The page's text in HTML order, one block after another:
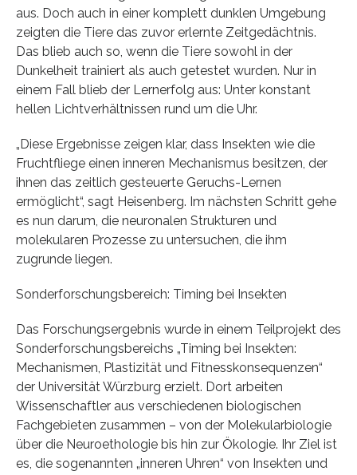
aus. Doch auch in einer komplett dunklen Umgebung
zeigten die Tiere das zuvor erlernte Zeitgedächtnis.
Das blieb auch so, wenn die Tiere sowohl in der
Dunkelheit trainiert als auch getestet wurden. Nur in
einem Fall blieb der Lernerfolg aus: Unter konstant
hellen Lichtverhältnissen rund um die Uhr.
„Diese Ergebnisse zeigen klar, dass Insekten wie die
Fruchtfliege einen inneren Mechanismus besitzen, der
ihnen das zeitlich gesteuerte Geruchs-Lernen
ermöglicht“, sagt Heisenberg. Im nächsten Schritt gehe
es nun darum, die neuronalen Strukturen und
molekularen Prozesse zu untersuchen, die ihm
zugrunde liegen.
Sonderforschungsbereich: Timing bei Insekten
Das Forschungsergebnis wurde in einem Teilprojekt des
Sonderforschungsbereichs „Timing bei Insekten:
Mechanismen, Plastizität und Fitnesskonsequenzen“
der Universität Würzburg erzielt. Dort arbeiten
Wissenschaftler aus verschiedenen biologischen
Fachgebieten zusammen – von der Molekularbiologie
über die Neuroethologie bis hin zur Ökologie. Ihr Ziel ist
es, die sogenannten „inneren Uhren“ von Insekten und